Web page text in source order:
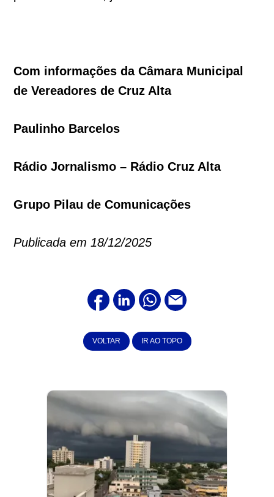
Com informações da Câmara Municipal
de Vereadores de Cruz Alta
Paulinho Barcelos
Rádio Jornalismo – Rádio Cruz Alta
Grupo Pilau de Comunicações
Publicada em 18/12/2025
VOLTAR IR AO TOPO